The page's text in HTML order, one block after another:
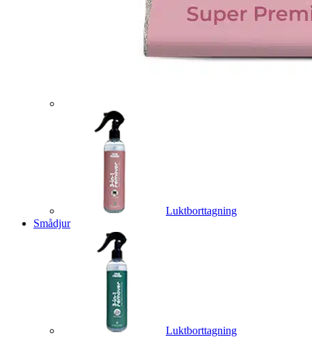
Luktborttagning
Smådjur
Luktborttagning